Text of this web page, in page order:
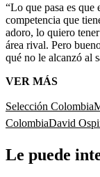
“Lo que pasa es
competencia que
adoro, lo quiero
área rival. Pero
qué no le alcanzó al
VER MÁS
Selección Colombia
ColombiaDavid
Le puede